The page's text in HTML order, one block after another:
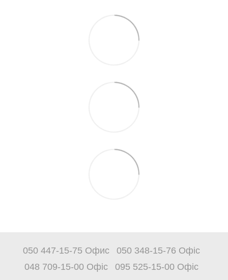
050 447-15-75 Офис
050 348-15-76 Офіс
048 709-15-00 Офіс
095 525-15-00 Офіс